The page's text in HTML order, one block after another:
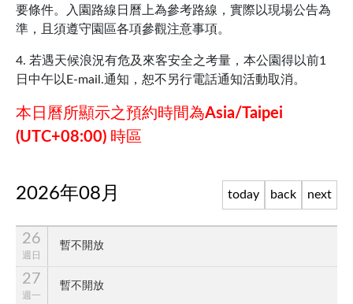
要條件。入園路線日曆上為參考路線，實際以現場公告為
準，且須遵守園區各項參觀注意事項。
4. 若遇天候浪況有危及來客安全之考量，本公園得以前1
日中午以E-mail.通知，恕不另行電話通知活動取消。
本日曆所顯示之預約時間為Asia/Taipei
(UTC+08:00) 時區
2026年08月 today back next
26
週 日
暫不開放
27
週 一
暫不開放